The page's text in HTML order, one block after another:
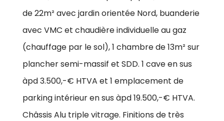
de 22m² avec jardin orientée Nord, buanderie
avec VMC et chaudière individuelle au gaz
(chauffage par le sol), 1 chambre de 13m² sur
plancher semi-massif et SDD. 1 cave en sus
àpd 3.500,-€ HTVA et 1 emplacement de
parking intérieur en sus àpd 19.500,-€ HTVA.
Châssis Alu triple vitrage. Finitions de très